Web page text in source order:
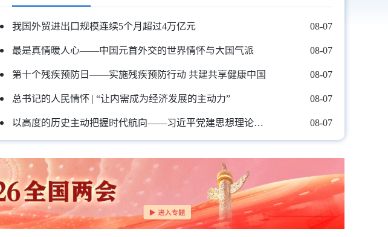
我国外贸进出口规模连续5个月超过4万亿元 08-07
最是真情暖人心——中国元首外交的世界情怀与大国气派 08-07
第十个残疾预防日——实施残疾预防行动 共建共享健康中国 08-07
总书记的人民情怀 | “让内需成为经济发展的主动力” 08-07
以高度的历史主动把握时代航向——习近平党建思想理论品格系列述评之二 08-07